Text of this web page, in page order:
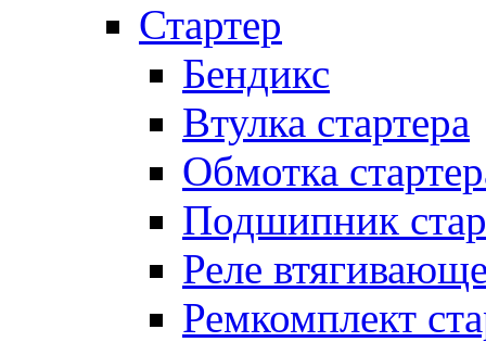
Стартер
Бендикс
Втулка стартера
Обмотка
Подшипник
Реле
Ремкомплект